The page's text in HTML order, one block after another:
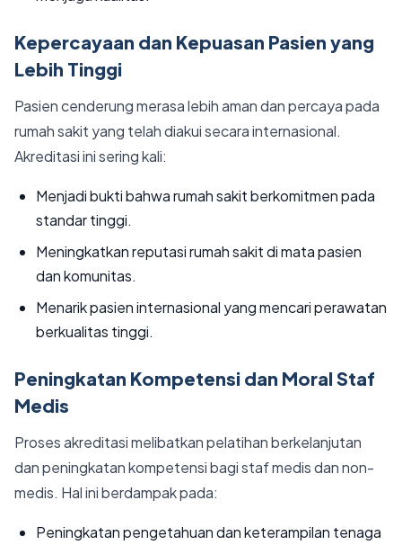
Kepercayaan dan Kepuasan Pasien yang
Lebih Tinggi
Pasien cenderung merasa lebih aman dan percaya pada
rumah sakit yang telah diakui secara internasional.
Akreditasi ini sering kali:
Menjadi bukti bahwa rumah sakit berkomitmen pada
standar tinggi.
Meningkatkan reputasi rumah sakit di mata pasien
dan komunitas.
Menarik pasien internasional yang mencari perawatan
berkualitas tinggi.
Peningkatan Kompetensi dan Moral Staf
Medis
Proses akreditasi melibatkan pelatihan berkelanjutan
dan peningkatan kompetensi bagi staf medis dan non-
medis. Hal ini berdampak pada:
Peningkatan pengetahuan dan keterampilan tenaga